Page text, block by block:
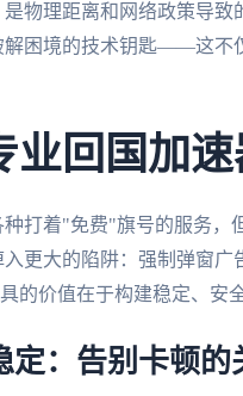
物理距离和网络政策导
解困境的技术钥匙——这不
业回国加
打着"免费"旗号的服务，
入更大的陷阱：强制弹窗
的价值在于构建稳定、安
定：告别卡顿的